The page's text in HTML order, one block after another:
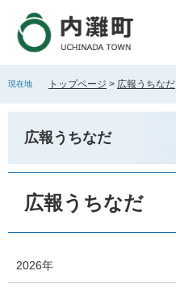
で
ば
現在地 トップページ > 広報うちなだ
広報うちなだ
広報うちなだ
2026年